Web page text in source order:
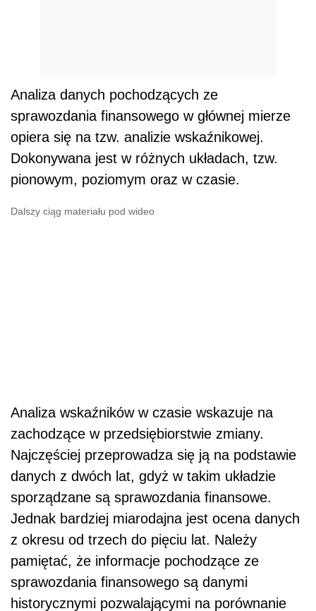
Analiza danych pochodzących ze
sprawozdania finansowego w głównej mierze
opiera się na tzw. analizie wskaźnikowej.
Dokonywana jest w różnych układach, tzw.
pionowym, poziomym oraz w czasie.
Dalszy ciąg materiału pod wideo
Analiza wskaźników w czasie wskazuje na
zachodzące w przedsiębiorstwie zmiany.
Najczęściej przeprowadza się ją na podstawie
danych z dwóch lat, gdyż w takim układzie
sporządzane są sprawozdania finansowe.
Jednak bardziej miarodajna jest ocena danych
z okresu od trzech do pięciu lat. Należy
pamiętać, że informacje pochodzące ze
sprawozdania finansowego są danymi
historycznymi pozwalającymi na porównanie